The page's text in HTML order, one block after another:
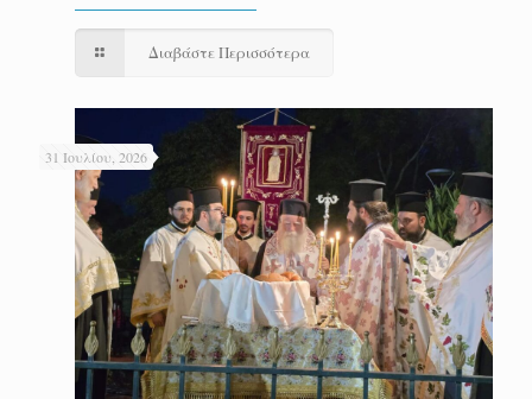
Διαβάστε Περισσότερα
31 Ιουλίου, 2026